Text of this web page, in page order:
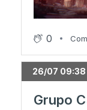
0
26/07 09:38
Grupo